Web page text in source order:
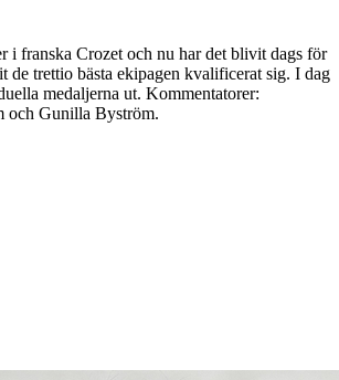
i franska Crozet och nu har det blivit dags för
de trettio bästa ekipagen kvalificerat sig. I dag
medaljerna ut. Kommentatorer:
och Gunilla Byström.